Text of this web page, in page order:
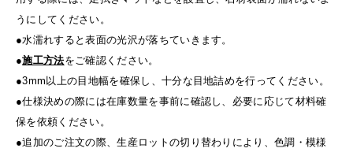
うにしてください。
●水濡れすると表面の光沢が落ちていきます。
●施工方法をご確認ください。
●3mm以上の目地幅を確保し、十分な目地詰めを行ってください。
●仕様決めの際には在庫数量を事前に確認し、必要に応じて材料確
保を依頼ください。
●追加のご注文の際、生産ロットの切り替わりにより、色調・模様